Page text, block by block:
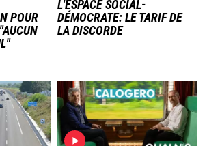
POUR
L'ESPACE SOCIAL-
DÉMOCRATE: LE TARIF DE
LA DISCORDE
Image